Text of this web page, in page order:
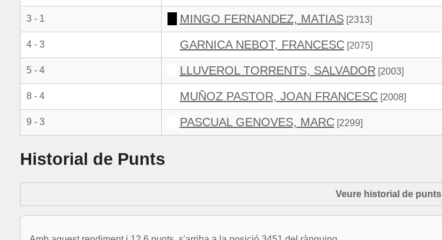
3 - 1 MINGO FERNANDEZ, MATIAS[2313]
4 - 3 GARNICA NEBOT, FRANCESC[2075]
5 - 4 LLUVEROL TORRENTS, SALVADOR [2003]
8 - 4 MUÑOZ PASTOR, JOAN FRANCESC[2008]
9 - 3 PASCUAL GENOVES, MARC[2299]
Historial de Punts
Veure historial de punts